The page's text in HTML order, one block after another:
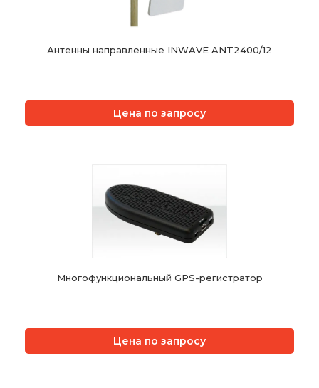
Антенны направленные INWAVE ANT2400/12
Цена по запросу
Многофункциональный GPS-регистратор
Цена по запросу